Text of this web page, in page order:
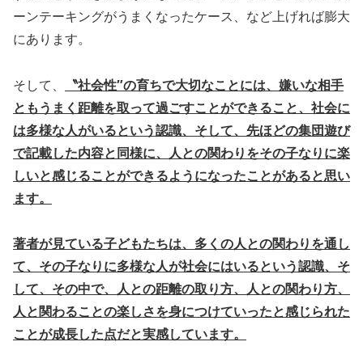
ーンテーキングがうまくなったケース、など上げれば膨大
にあります。
そして、
〝社会性″の育ちで大切なことには、嫌いな相手
ともうまく距離を取って過ごすことができること、社会に
は多様な人がいるという認識、そして、先ほどの集団遊び
で記載した内容と同様に、人との関わりをその子なりに楽
しいと感じることができるようになったことがあると思い
ます。
著者が見ている子どもたちは、多くの人との関わりを通し
て、その子なりに多様な人が社会にはいるという認識、そ
して、その中で、人との距離の取り方、人との関わり方、
人と関わることの楽しさを身につけていったと感じられた
ことが成長した点だと実感しています。